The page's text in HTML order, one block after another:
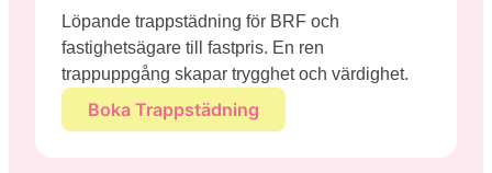
Löpande trappstädning för BRF och
fastighetsägare till fastpris. En ren
trappuppgång skapar trygghet och värdighet.
Boka Trappstädning